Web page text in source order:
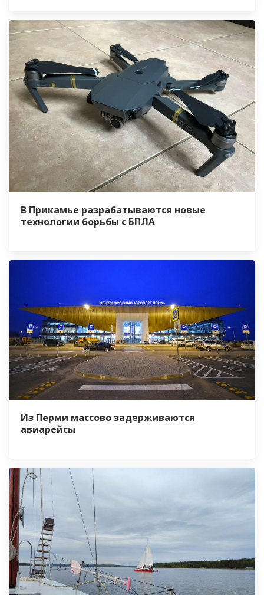
В Прикамье разрабатываются новые
технологии борьбы с БПЛА
Из Перми массово задерживаются
авиарейсы